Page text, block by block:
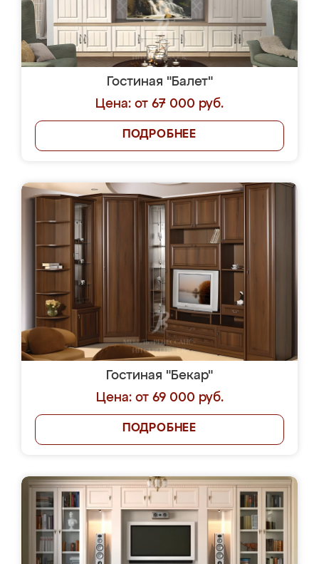
Гостиная "Балет"
Цена: от 67 000 руб.
ПОДРОБНЕЕ
Гостиная "Бекар"
Цена: от 69 000 руб.
ПОДРОБНЕЕ